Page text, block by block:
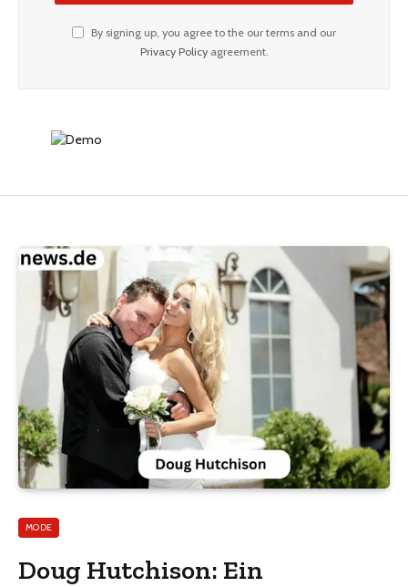
By signing up, you agree to the our terms and our
Privacy Policyagreement.
MODE
Doug Hutchison: Ein